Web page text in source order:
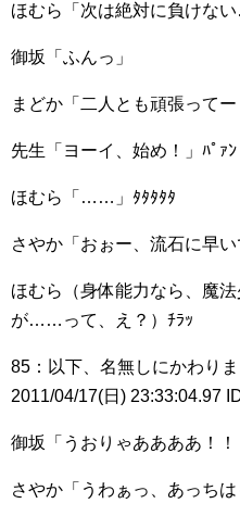
ほむら「次は絶対に負けな
御坂「ふんっ」
まどか「二人とも頑張ってー
先生「ヨーイ、始め！」ﾊﾟｧﾝ
ほむら「……」ﾀﾀﾀﾀﾀ
さやか「おぉー、流石に早い
ほむら（身体能力なら、魔
が……って、え？）ﾁﾗｯ
85：以下、名無しにかわり
2011/04/17(日) 23:33:04.97
御坂「うおりゃああああ！！
さやか「うわぁっ、あっちは